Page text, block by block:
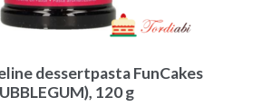
dessertpasta FunCakes
120 g